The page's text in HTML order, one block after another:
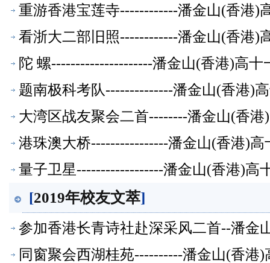
重游香港宝莲寺------------潘金山(香港)
看浙大二部旧照------------潘金山(香港)
陀 螺---------------------潘金山(香港)高十
题南极科考队--------------潘金山(香港)
大湾区战友聚会二首--------潘金山(香
港珠澳大桥----------------潘金山(香港)
量子卫星------------------潘金山(香港)高
[2019年校友文萃]
参加香港长青诗社赴深采风二首--潘金
同窗聚会西湖桂苑----------潘金山(香港